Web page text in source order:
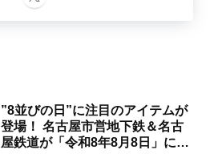
”8並びの日”に注目のアイテムが
登場！ 名古屋市営地下鉄＆名古
屋鉄道が「令和8年8月8日」に合